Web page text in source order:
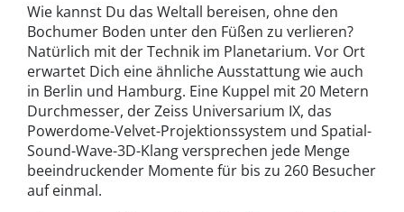
Wie kannst Du das Weltall bereisen, ohne den
Bochumer Boden unter den Füßen zu verlieren?
Natürlich mit der Technik im Planetarium. Vor Ort
erwartet Dich eine ähnliche Ausstattung wie auch
in Berlin und Hamburg. Eine Kuppel mit 20 Metern
Durchmesser, der Zeiss Universarium IX, das
Powerdome-Velvet-Projektionssystem und Spatial-
Sound-Wave-3D-Klang versprechen jede Menge
beeindruckender Momente für bis zu 260 Besucher
auf einmal.